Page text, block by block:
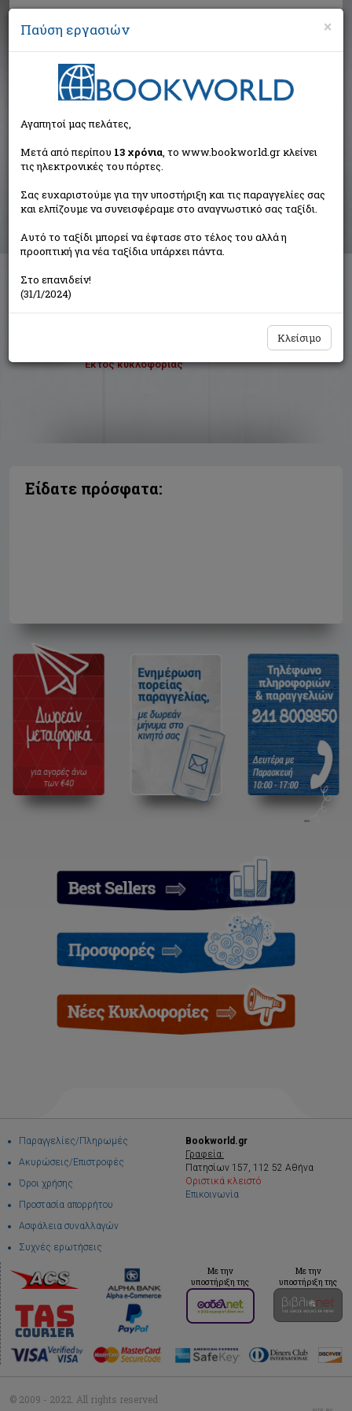
Αναζήτηση
Αποτελέσματα αναζήτησης
Συγγραφέας: Χανδρινός Γεώργιος Θ. (1 βιβλία)
Ταξινόμηση ανά:
Ελληνοαγγλικόν λεξικόν νομικών όρων
Εκτός κυκλοφορίας
Είδατε πρόσφατα:
Παραγγελίες/Πληρωμές
Ακυρώσεις/Επιστροφές
Όροι χρήσης
Προστασία απορρήτου
Ασφάλεια συναλλαγών
Συχνές ερωτήσεις
Bookworld.gr
Γραφεία:
Πατησίων 157, 112 52 Αθήνα
Οριστικά κλειστό
Επικοινωνία
Με την
υποστήριξη της
Με την
υποστήριξη της
© 2009 - 2022. All rights reserved
×
Παύση εργασιών
Αγαπητοί μας πελάτες,
Μετά από περίπου 13 χρόνια, το www.bookworld.gr κλείνει
τις ηλεκτρονικές του πόρτες.
Σας ευχαριστούμε για την υποστήριξη και τις παραγγελίες σας
και ελπίζουμε να συνεισφέραμε στο αναγνωστικό σας ταξίδι.
Αυτό το ταξίδι μπορεί να έφτασε στο τέλος του αλλά η
προοπτική για νέα ταξίδια υπάρχει πάντα.
Στο επανιδείν!
(31/1/2024)
Κλείσιμο